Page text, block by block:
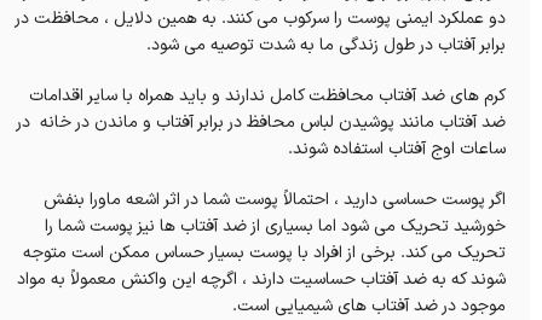
دو عملکرد ایمنی پوست را سرکوب می کنند. به همین دلایل ، محافظت در
برابر آفتاب در طول زندگی ما به شدت توصیه می شود.
کرم های ضد آفتاب محافظت کامل ندارند و باید همراه با سایر اقدامات
ضد آفتاب مانند پوشیدن لباس محافظ در برابر آفتاب و ماندن در خانه در
ساعات اوج آفتاب استفاده شوند.
اگر پوست حساسی دارید ، احتمالاً پوست شما در اثر اشعه ماورا بنفش
خورشید تحریک می شود اما بسیاری از ضد آفتاب ها نیز پوست شما را
تحریک می کند. برخی از افراد با پوست بسیار حساس ممکن است متوجه
شوند که به ضد آفتاب حساسیت دارند ، اگرچه این واکنش معمولاً به مواد
موجود در ضد آفتاب های شیمیایی است.